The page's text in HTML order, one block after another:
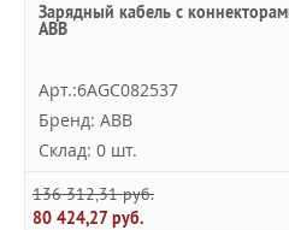
Зарядный кабель с
ABB
Арт.:6AGC082537
Бренд: ABB
Склад: 0 шт.
136 312,31 руб.
80 424,27 руб.